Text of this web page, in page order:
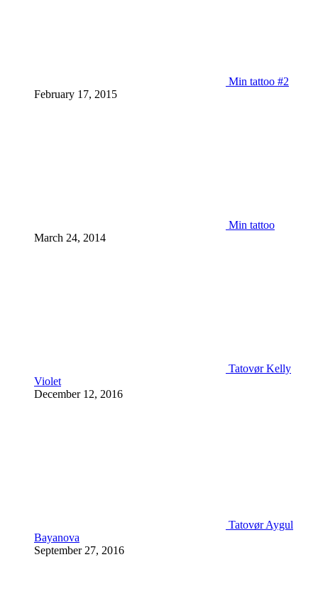
Min tattoo #2
February 17, 2015
Min tattoo
March 24, 2014
Tatovør Kelly
Violet
December 12, 2016
Tatovør Aygul
Bayanova
September 27, 2016